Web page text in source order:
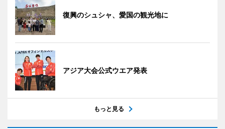
復興のシュシャ、愛国の観光地に
アジア大会公式ウエア発表
もっと見る